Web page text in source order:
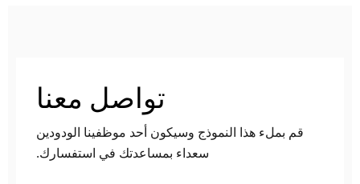
تواصل معنا
قم بملء هذا النموذج وسيكون أحد موظفينا الودودين
سعداء بمساعدتك في استفسارك.